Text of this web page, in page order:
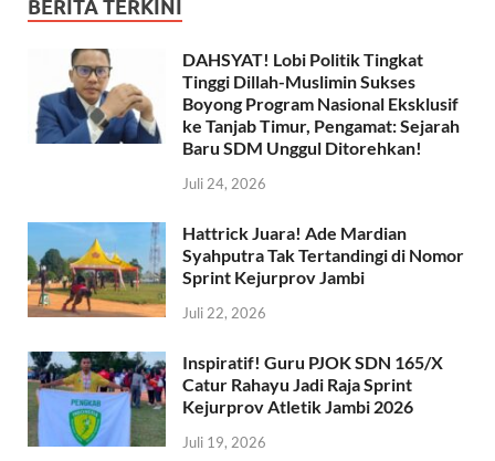
BERITA TERKINI
DAHSYAT! Lobi Politik Tingkat
Tinggi Dillah-Muslimin Sukses
Boyong Program Nasional Eksklusif
ke Tanjab Timur, Pengamat: Sejarah
Baru SDM Unggul Ditorehkan!
Juli 24, 2026
Hattrick Juara! Ade Mardian
Syahputra Tak Tertandingi di Nomor
Sprint Kejurprov Jambi
Juli 22, 2026
Inspiratif! Guru PJOK SDN 165/X
Catur Rahayu Jadi Raja Sprint
Kejurprov Atletik Jambi 2026
Juli 19, 2026